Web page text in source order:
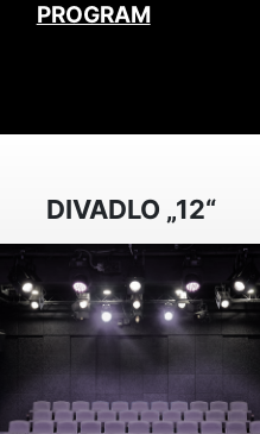
PROGRAM
DIVADLO „12“